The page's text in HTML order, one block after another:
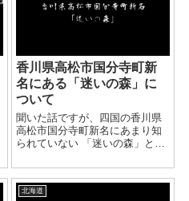
香川県高松市国分寺町新
名にある「迷いの森」に
ついて
聞いた話ですが、四国の香川県
高松市国分寺町新名にあまり知
られていない 「迷いの森」と言
す。 森に入ると一時間程出てこ
れず森の中にはお墓ばかりと 何
とも言えない恐ろしい事、不思
北海道